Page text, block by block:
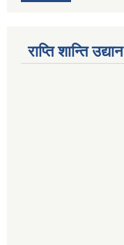
राप्ति शान्ति उद्यान